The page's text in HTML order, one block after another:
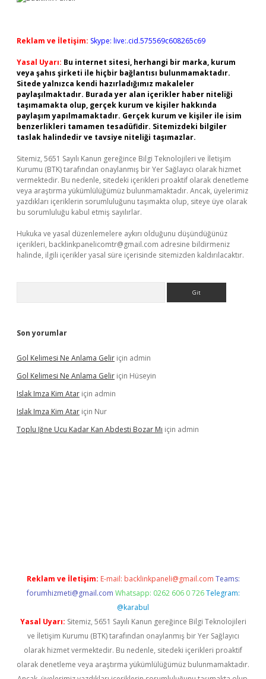
Reklam ve İletişim: Skype: live:.cid.575569c608265c69
Yasal Uyarı: Bu internet sitesi, herhangi bir marka, kurum
veya şahıs şirketi ile hiçbir bağlantısı bulunmamaktadır.
Sitede yalnızca kendi hazırladığımız makaleler
paylaşılmaktadır. Burada yer alan içerikler haber niteliği
taşımamakta olup, gerçek kurum ve kişiler hakkında
paylaşım yapılmamaktadır. Gerçek kurum ve kişiler ile isim
benzerlikleri tamamen tesadüfidir. Sitemizdeki bilgiler
taslak halindedir ve tavsiye niteliği taşımazlar.
Sitemiz, 5651 Sayılı Kanun gereğince Bilgi Teknolojileri ve İletişim
Kurumu (BTK) tarafından onaylanmış bir Yer Sağlayıcı olarak hizmet
vermektedir. Bu nedenle, sitedeki içerikleri proaktif olarak denetleme
veya araştırma yükümlülüğümüz bulunmamaktadır. Ancak, üyelerimiz
yazdıkları içeriklerin sorumluluğunu taşımakta olup, siteye üye olarak
bu sorumluluğu kabul etmiş sayılırlar.
Hukuka ve yasal düzenlemelere aykırı olduğunu düşündüğünüz
içerikleri, backlinkpanelicomtr@gmail.com adresine bildirmeniz
halinde, ilgili içerikler yasal süre içerisinde sitemizden kaldırılacaktır.
Son yorumlar
Gol Kelimesi Ne Anlama Gelir için admin
Gol Kelimesi Ne Anlama Gelir için Hüseyin
Islak Imza Kim Atar için admin
Islak Imza Kim Atar için Nur
Toplu Iğne Ucu Kadar Kan Abdesti Bozar Mı için admin
Reklam ve İletişim: E-mail: backlinkpaneli@gmail.com Teams:
forumhizmeti@gmail.com Whatsapp: 0262 606 0 726 Telegram:
@karabul
Yasal Uyarı: Sitemiz, 5651 Sayılı Kanun gereğince Bilgi Teknolojileri
ve İletişim Kurumu (BTK) tarafından onaylanmış bir Yer Sağlayıcı
olarak hizmet vermektedir. Bu nedenle, sitedeki içerikleri proaktif
olarak denetleme veya araştırma yükümlülüğümüz bulunmamaktadır.